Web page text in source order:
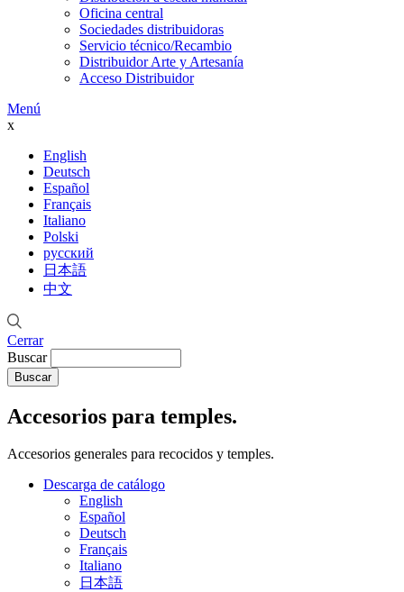
Oficina central
Sociedades distribuidoras
Servicio técnico/Recambio
Distribuidor Arte y Artesanía
Acceso Distribuidor
Menú
x
English
Deutsch
Español
Français
Italiano
Polski
русский
日本語
中文
Cerrar
Buscar
Accesorios para temples.
Accesorios generales para recocidos y temples.
Descarga de catálogo
English
Español
Deutsch
Français
Italiano
日本語